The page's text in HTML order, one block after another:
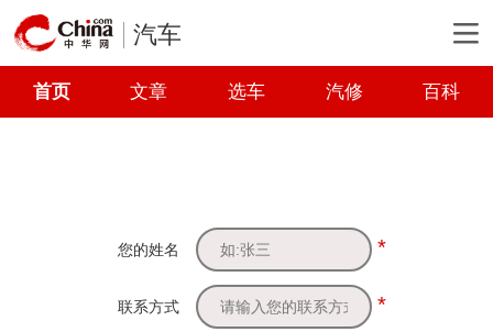
汽车
首页 文章 选车 汽修 百科
您的姓名 *
联系方式 *